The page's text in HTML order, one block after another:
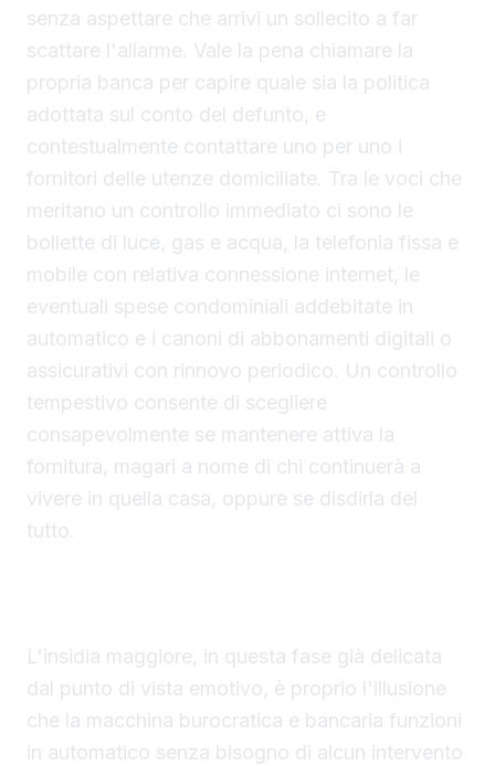
senza aspettare che arrivi un sollecito a far
scattare l'allarme. Vale la pena chiamare la
propria banca per capire quale sia la politica
adottata sul conto del defunto, e
contestualmente contattare uno per uno i
fornitori delle utenze domiciliate. Tra le voci che
meritano un controllo immediato ci sono le
bollette di luce, gas e acqua, la telefonia fissa e
mobile con relativa connessione internet, le
eventuali spese condominiali addebitate in
automatico e i canoni di abbonamenti digitali o
assicurativi con rinnovo periodico. Un controllo
tempestivo consente di scegliere
consapevolmente se mantenere attiva la
fornitura, magari a nome di chi continuerà a
vivere in quella casa, oppure se disdirla del
tutto.
L'insidia maggiore, in questa fase già delicata
dal punto di vista emotivo, è proprio l'illusione
che la macchina burocratica e bancaria funzioni
in automatico senza bisogno di alcun intervento